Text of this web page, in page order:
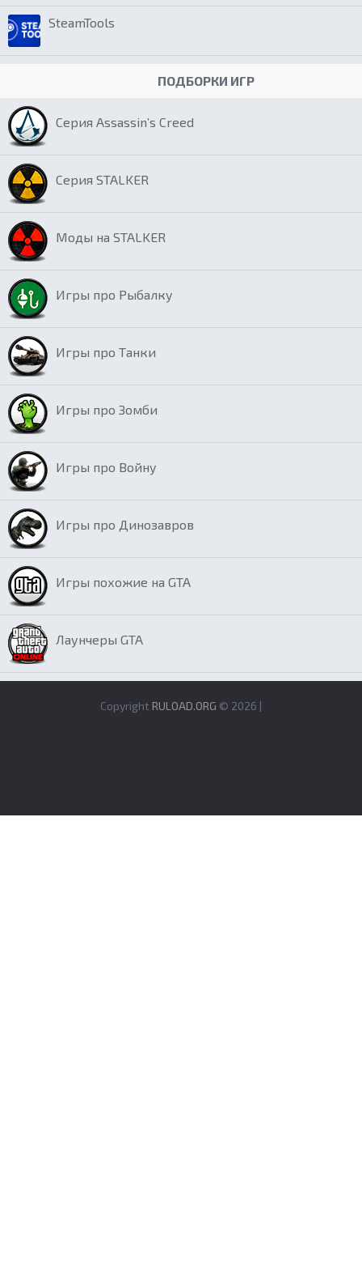
SteamTools
ПОДБОРКИ ИГР
Серия Assassin’s Creed
Серия STALKER
Моды на STALKER
Игры про Рыбалку
Игры про Танки
Игры про Зомби
Игры про Войну
Игры про Динозавров
Игры похожие на GTA
Лаунчеры GTA
Copyright RULOAD.ORG © 2026 |